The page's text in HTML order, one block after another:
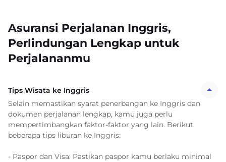
Asuransi Perjalanan Inggris,
Perlindungan Lengkap untuk
Perjalananmu
Tips Wisata ke Inggris
Selain memastikan syarat penerbangan ke Inggris dan
dokumen perjalanan lengkap, kamu juga perlu
mempertimbangkan faktor-faktor yang lain. Berikut
beberapa tips liburan ke Inggris:
- Paspor dan Visa: Pastikan paspor kamu berlaku minimal